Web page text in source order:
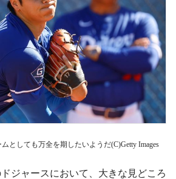
としても万全を期したいようだ(C)Getty Images
ジャースにおいて、大きな見どころ